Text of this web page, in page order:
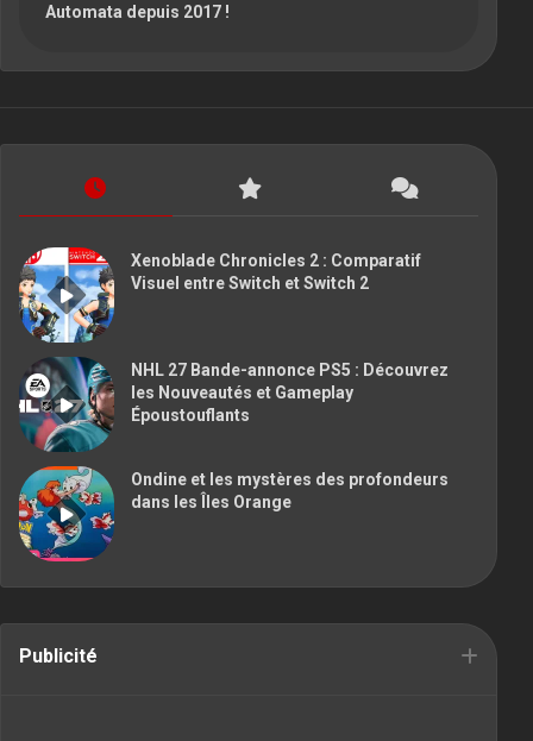
Automata depuis 2017 !
Xenoblade Chronicles 2 : Comparatif
Visuel entre Switch et Switch 2
NHL 27 Bande-annonce PS5 : Découvrez
les Nouveautés et Gameplay
Époustouflants
Ondine et les mystères des profondeurs
dans les Îles Orange
Publicité